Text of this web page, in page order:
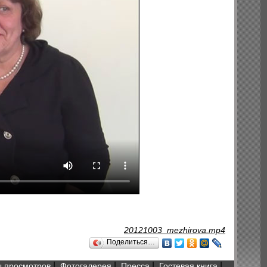
20121003_mezhirova.mp4
Поделиться…